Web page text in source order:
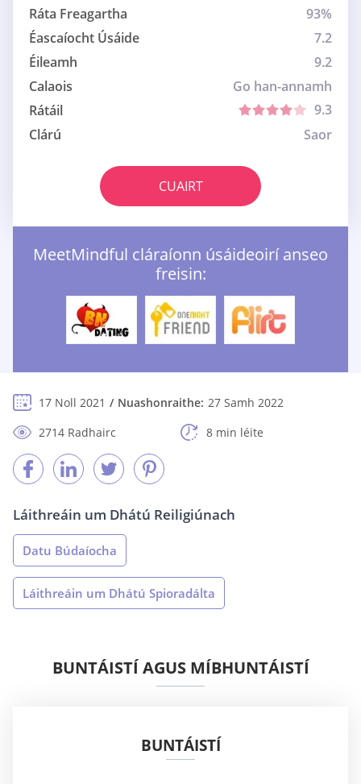
Ráta Freagartha
93%
Éascaíocht Úsáide
7.2
Éileamh
9.2
Calaois
Go han-annamh
Rátáil
9.3
Clárú
Saor
CUAIRT
MeetMindful cláraíonn úsáideoirí anseo
freisin:
17 Noll 2021 Nuashonraithe: 27 Samh 2022
2714 Radhairc
8 min léite
Láithreáin um Dhátú Reiligiúnach
Datu Búdaíocha
Láithreáin um Dhátú Spioradálta
BUNTÁISTÍ AGUS MÍBHUNTÁISTÍ
BUNTÁISTÍ